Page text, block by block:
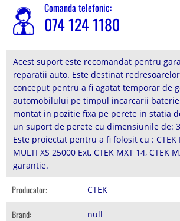
Comanda telefonic:
074 124 1180
Acest suport este recomandat pentru
reparatii auto. Este destinat redresoarelor
conceput pentru a fi agatat temporar de
automobilului pe timpul incarcarii
montat in pozitie fixa pe perete in statia
un suport de perete cu dimensiunile de:
Este proiectat pentru a fi folosit cu : CTEK
MULTI XS 25000 Ext, CTEK MXT 14, CTEK
garantie.
Producator: CTEK
Brand: null